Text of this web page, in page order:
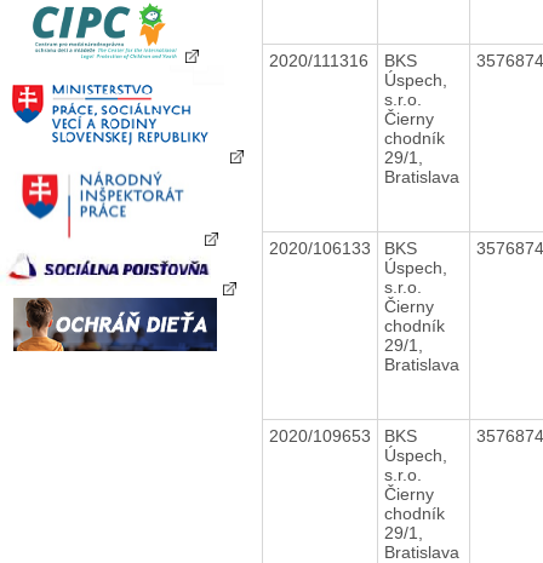
2020/111316
BKS
Úspech,
s.r.o.
Čierny
chodník
29/1,
Bratislava
2020/106133
BKS
Úspech,
s.r.o.
Čierny
chodník
29/1,
Bratislava
2020/109653
BKS
Úspech,
s.r.o.
Čierny
chodník
29/1,
Bratislava